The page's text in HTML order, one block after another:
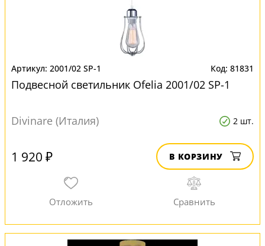
2001/02 SP-1 81831
Подвесной светильник Ofelia 2001/02 SP-1
Divinare (Италия) 2 шт.
1 920 ₽ В КОРЗИНУ